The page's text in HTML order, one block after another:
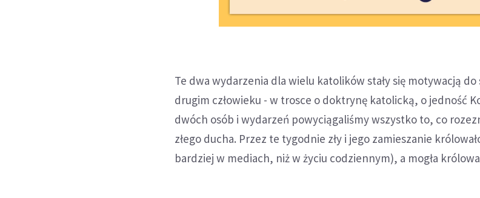
Te dwa wydarzenia dla wielu katolików stały się motywacją do
drugim człowieku - w trosce o doktrynę katolicką, o jedność
dwóch osób i wydarzeń powyciągaliśmy wszystko to, co
złego ducha. Przez te tygodnie zły i jego zamieszanie
bardziej w mediach, niż w życiu codziennym), a mogła